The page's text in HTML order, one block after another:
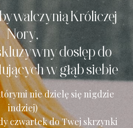
bywalczynią Króliczej
Nory,
dostęp do
w głąb siebie
nie dzielę się nigdzie
indziej)
czwartek do Twej skrzynki